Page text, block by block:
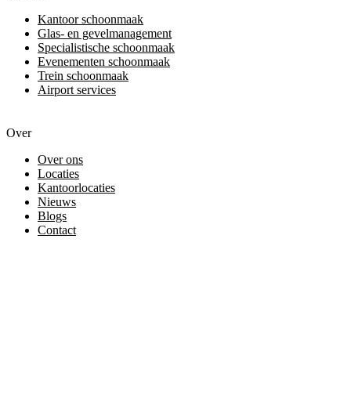
Kantoor schoonmaak
Glas- en gevelmanagement
Specialistische schoonmaak
Evenementen schoonmaak
Trein schoonmaak
Airport services
Over
Over ons
Locaties
Kantoorlocaties
Nieuws
Blogs
Contact